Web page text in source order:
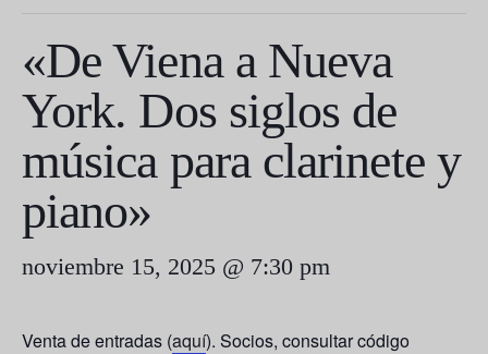
«De Viena a Nueva
York. Dos siglos de
música para clarinete y
piano»
noviembre 15, 2025 @ 7:30 pm
Venta de entradas (aquí). Socios, consultar código